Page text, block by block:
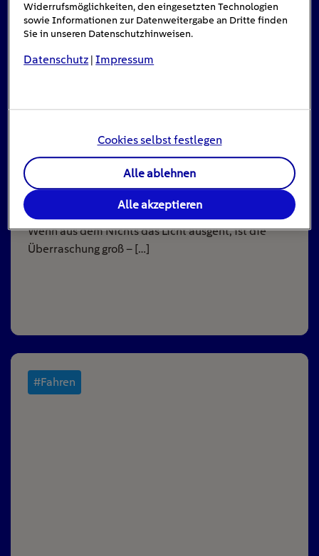
Stromausfall: Das ist zu tun, wenn das Licht
ausgeht
Wenn aus dem Nichts das Licht ausgeht, ist die
Überraschung groß – […]
#Fahren
Widerrufsmöglichkeiten, den eingesetzten Technologien
sowie Informationen zur Datenweitergabe an Dritte finden
Sie in unseren Datenschutzhinweisen.
Datenschutz |Impressum
Cookies selbst festlegen
Alle ablehnen
Alle akzeptieren